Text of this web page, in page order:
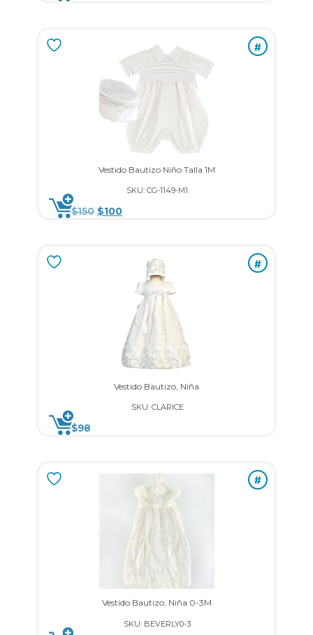
#
Vestido Bautizo Niño Talla 1M
SKU: CG-1149-M1
$150 $100
#
Vestido Bautizo, Niña
SKU: CLARICE
$98
#
Vestido Bautizo, Niña 0-3M
SKU: BEVERLY0-3